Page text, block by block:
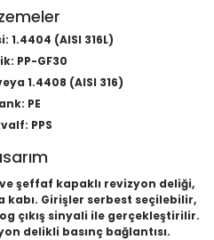
1.4404 (AISI 316L)
PP-GF30
1.4408 (AISI 316)
PE
PPS
şeffaf kapaklı revizyon deliği,
Girişler serbest seçilebilir,
çıkış sinyali ile gerçekleştirilir.
delikli basınç bağlantısı.